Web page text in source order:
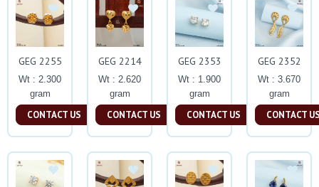
GEG 2255
Wt : 2.300
gram
CONTACT US
GEG 2214
Wt : 2.620
gram
CONTACT US
GEG 2353
Wt : 1.900
gram
CONTACT US
GEG 2352
Wt : 3.670
gram
CONTACT